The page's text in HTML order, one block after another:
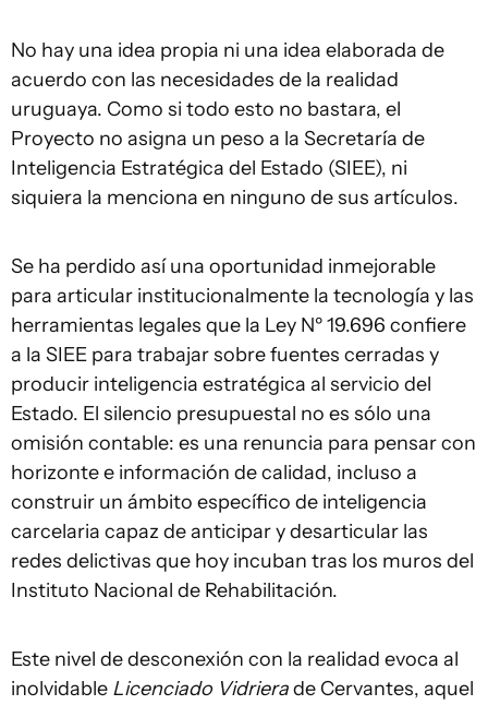
No hay una idea propia ni una idea elaborada de
acuerdo con las necesidades de la realidad
uruguaya. Como si todo esto no bastara, el
Proyecto no asigna un peso a la Secretaría de
Inteligencia Estratégica del Estado (SIEE), ni
siquiera la menciona en ninguno de sus artículos.
Se ha perdido así una oportunidad inmejorable
para articular institucionalmente la tecnología y las
herramientas legales que la Ley Nº 19.696 confiere
a la SIEE para trabajar sobre fuentes cerradas y
producir inteligencia estratégica al servicio del
Estado. El silencio presupuestal no es sólo una
omisión contable: es una renuncia para pensar con
horizonte e información de calidad, incluso a
construir un ámbito específico de inteligencia
carcelaria capaz de anticipar y desarticular las
redes delictivas que hoy incuban tras los muros del
Instituto Nacional de Rehabilitación.
Este nivel de desconexión con la realidad evoca al
inolvidable Licenciado Vidrierade Cervantes, aquel